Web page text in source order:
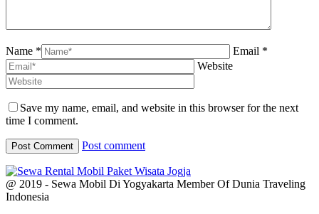
Name *
Email *
Website
Save my name, email, and website in this browser for the next
time I comment.
Post comment
@ 2019 - Sewa Mobil Di Yogyakarta Member Of Dunia Traveling
Indonesia